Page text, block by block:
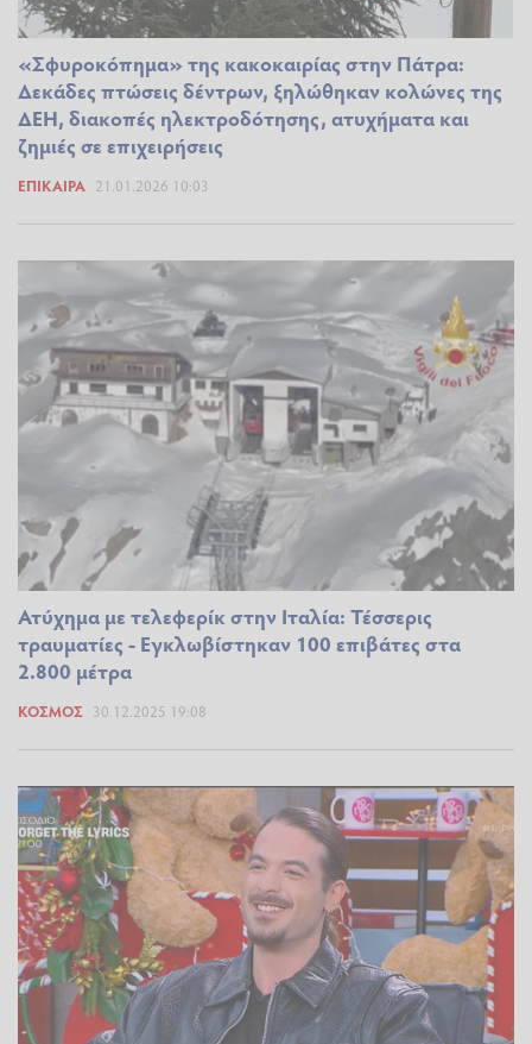
«Σφυροκόπημα» της κακοκαιρίας στην Πάτρα:
Δεκάδες πτώσεις δέντρων, ξηλώθηκαν κολώνες της
ΔΕΗ, διακοπές ηλεκτροδότησης, ατυχήματα και
ζημιές σε επιχειρήσεις
ΕΠΊΚΑΙΡΑ 21.01.2026 10:03
Ατύχημα με τελεφερίκ στην Ιταλία: Τέσσερις
τραυματίες - Εγκλωβίστηκαν 100 επιβάτες στα
2.800 μέτρα
ΚΌΣΜΟΣ 30.12.2025 19:08